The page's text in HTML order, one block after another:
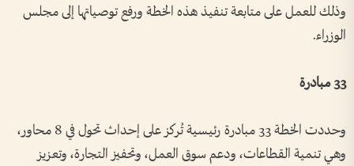
وذلك للعمل على متابعة تنفيذ هذه الخطة ورفع توصياتها إلى مجلس
الوزراء.
33 مبادرة
وحددت الخطة 33 مبادرة رئيسية تُركز على إحداث تحول في 8 محاور،
وهي تنمية القطاعات، ودعم سوق العمل، وتحفيز التجارة، وتعزيز